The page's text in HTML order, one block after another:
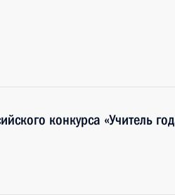
конкурса «Учитель